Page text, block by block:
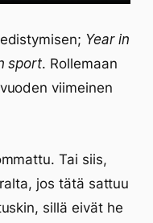
Year in
sport. Rollemaan
viimeinen
Tai siis,
jos tätä sattuu
sillä eivät he